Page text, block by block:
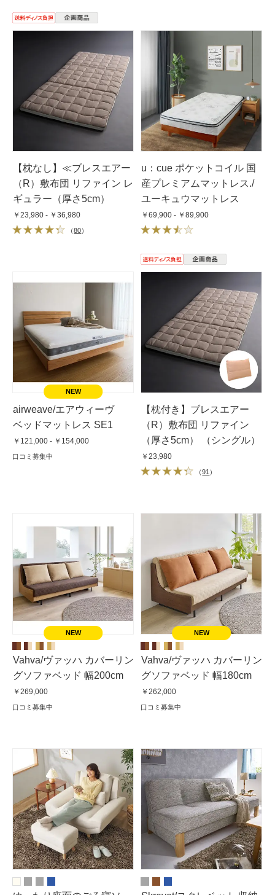
【枕なし】≪ブレスエアー
（R）敷布団 リファイン レ
ギュラー（厚さ5cm）
￥23,980 - ￥36,980
（80）
u：cue ポケットコイル 国
産プレミアムマットレス./
ユーキュウマットレス
￥69,900 - ￥89,900
airweave/エアウィーヴ
ベッドマットレス SE1
￥121,000 - ￥154,000
口コミ募集中
【枕付き】ブレスエアー
（R）敷布団 リファイン
（厚さ5cm） （シングル）
￥23,980
（91 ）
Vahva/ヴァッハ カバーリン
グソファベッド 幅200cm
￥269,000
口コミ募集中
Vahva/ヴァッハ カバーリン
グソファベッド 幅180cm
￥262,000
口コミ募集中